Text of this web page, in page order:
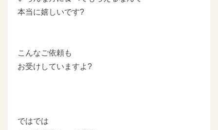
本当に嬉しいです?
こんなご依頼も
お受けしていますよ?
ではでは